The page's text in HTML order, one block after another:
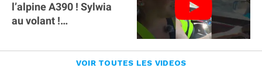
l’alpine A390 ￼! Sylwia
au volant !
#alpine #a390
VOIR TOUTES LES VIDEOS